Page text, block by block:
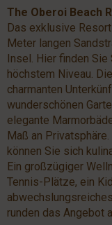
The Oberoi Beach
Das exklusive
Meter langen
Insel. Hier finden
höchstem Niveau.
charmanten
wunderschönen
elegante
Maß an
können Sie sich
Ein großzügiger
Tennis-Plätze, ein
runden das Angebot